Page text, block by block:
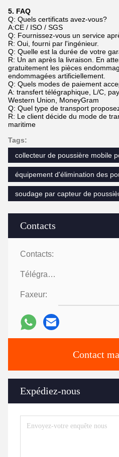
Contacts
Contacts:
Télégramme:
Faxeur:
Contact
Expédiez-nous
5. FAQ
Q: Quels certificats avez-vous?
A:CE / ISO / SGS
Q: Fournissez-vous un service
R: Oui, fourni par l'ingénieur.
Q: Quelle est la durée de votre
R: Un an après la livraison. En
gratuitement les pièces
endommagées artificiellement.
Q: Quels modes de paiement
A: transfert télégraphique, L/C,
Western Union, MoneyGram
Q: Quel type de transport
R: Le client décide du mode de
maritime
Tags:
collecteur de poussière mobile
équipement d'élimination des
soudage par capteur de